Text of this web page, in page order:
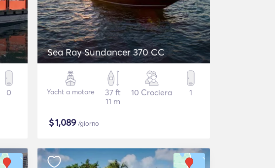
0
Sea Ray Sundancer 370 CC
Yacht a motore
37 ft
11 m
10 Crociera 1
$1,089/giorno